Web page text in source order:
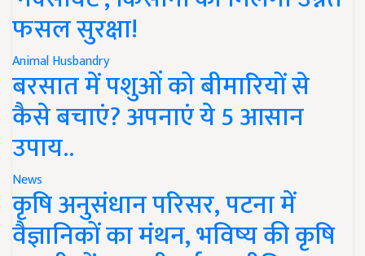
फसल सुरक्षा!
Animal Husbandry
बरसात में पशुओं को बीमारियों से
कैसे बचाएं? अपनाएं ये 5 आसान
उपाय..
News
कृषि अनुसंधान परिसर, पटना में
वैज्ञानिकों का मंथन, भविष्य की कृषि